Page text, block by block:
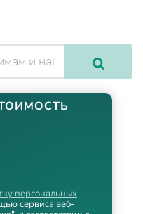
персональных
сервиса веб-